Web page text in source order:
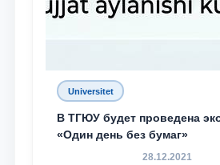
Universitet
В ТГЮУ будет проведена
«Один день без бумаг»
28.12.2021